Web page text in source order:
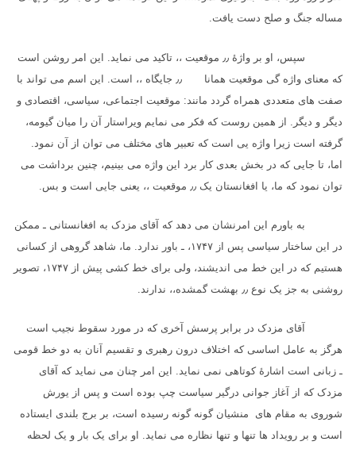
مساله جنگ و صلح دست یافت.
سپس، او بر واژهٔ ٫٫ موقعیت ،، تاکید می نماید. این امر روشن است
که معنای واژه گی موقعیت همانا ٫٫ جایگاه ،، است. این اسم می تواند با
صفت های متعددی همراه گردد مانند: موقعیت اجتماعی، سیاسی، اقتصادی و
دیگر و دیگر. از همین روست که فکر می نمایم ویراستار آن را میان گیومه،
گرفته است زیرا واژه یی است که تعبیر های مختلف می توان از آن نمود.
اما، تا جایی که در بخش بعدی کار برد این واژه می بینیم، چنین برداشت می
توان نمود که ما، یا افغانستان یک ٫٫ موقعیت ،، یعنی جایی است و بس.
به باورم این امرنشان می دهد که آقای مزدک به افغانستانی ـ ممکن
در این ساختار سیاسی پس از ۱۷۴۷ ، ـ باور ندارد. ما، شاهد گروهی از کسانی
هستیم که در این خط می اندیشند، ولی برای خط کشی پیش از ۱۷۴۷ ، تصویر
روشنی به جز یک نوع ٫٫ بهشت گمشده،، ندارند.
آقای مزدک در برابر پرسش آخری که در مورد سقوط نجیب است
هرگز به عامل اساسی که اختلاف درون رهبری و تقسیم آنان به دو خط قومی
ـ زبانی است اشارهٔ کوتاهی نمی نماید. این امر چنان می نماید که آقای
مزدک که از آغاز جوانی درگیر سیاست چپ بوده است و پس از یورش
شوروی به مقام های منشیان گونه گونه رسیده است، بر برج بلندی ایستاده
است و بر رویداد ها تنها و تنها نظاره می نماید. او برای یک بار و یک لحظه